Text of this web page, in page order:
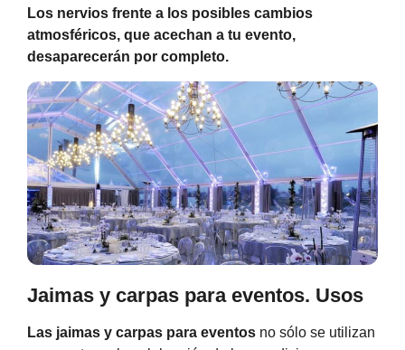
Los nervios frente a los posibles cambios
atmosféricos, que acechan a tu evento,
desaparecerán por completo.
Jaimas y carpas para eventos. Usos
Las jaimas y carpas para eventos no sólo se utilizan